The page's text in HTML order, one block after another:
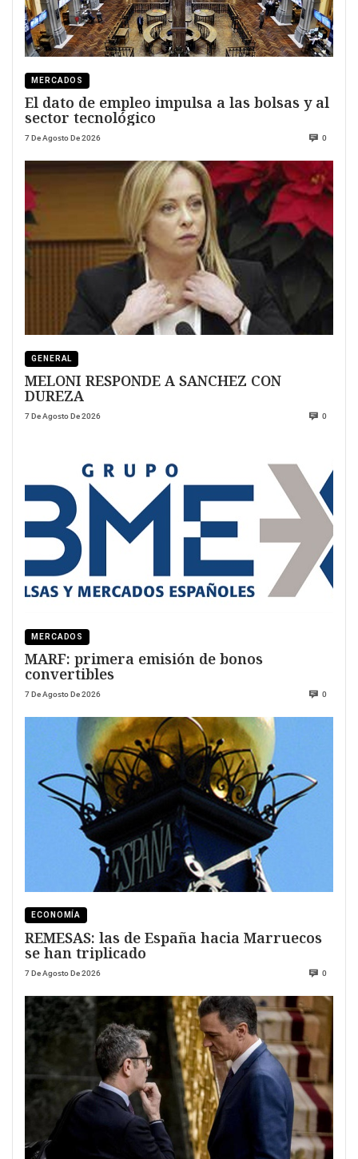
MERCADOS
El dato de empleo impulsa a las bolsas y al
sector tecnológico
7 De Agosto De 2026 0
GENERAL
MELONI RESPONDE A SANCHEZ CON
DUREZA
7 De Agosto De 2026 0
MERCADOS
MARF: primera emisión de bonos
convertibles
7 De Agosto De 2026 0
ECONOMÍA
REMESAS: las de España hacia Marruecos
se han triplicado
7 De Agosto De 2026 0